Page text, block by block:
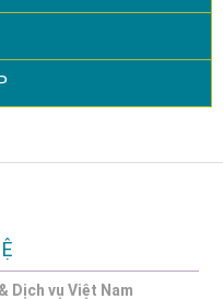
Dịch vụ Việt Nam